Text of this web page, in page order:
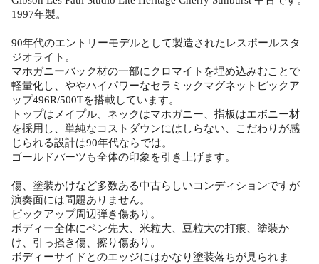
1997年製。
90年代のエントリーモデルとして製造されたレスポールスタ
ジオライト。
マホガニーバック材の一部にクロマイトを埋め込みむことで
軽量化し、ややハイパワーなセラミックマグネットピックア
ップ496R/500Tを搭載しています。
トップはメイプル、ネックはマホガニー、指板はエボニー材
を採用し、単純なコストダウンにはしらない、こだわりが感
じられる設計は90年代ならでは。
ゴールドパーツも全体の印象を引き上げます。
傷、塗装かけなど多数ある中古らしいコンディションですが
演奏面には問題ありません。
ピックアップ周辺弾き傷あり。
ボディー全体にペン先大、米粒大、豆粒大の打痕、塗装か
け、引っ掻き傷、擦り傷あり。
ボディーサイドとのエッジにはかなり塗装落ちが見られま